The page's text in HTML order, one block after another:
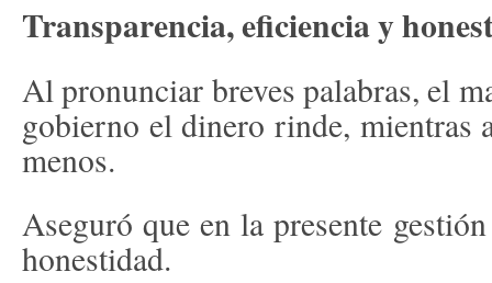
Transparencia, eficiencia y
Al pronunciar breves palabras, el
gobierno el dinero rinde, mientras
menos.
Aseguró que en la presente
honestidad.